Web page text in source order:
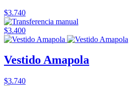
$3.740
$3.400
Vestido Amapola
$3.740